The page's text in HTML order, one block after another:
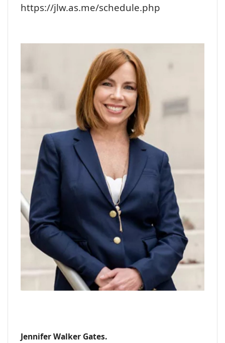
https://jlw.as.me/schedule.php
Jennifer Walker Gates.